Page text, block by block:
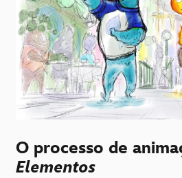
O processo de
Elementos